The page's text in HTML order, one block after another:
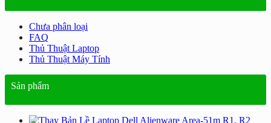
Chưa phân loại
FAQ
Thủ Thuật Laptop
Thủ Thuật Máy Tính
Sản phẩm